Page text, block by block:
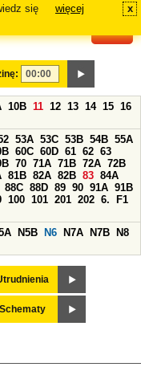
się
więcej x
10B 11 12 13 14 15 16
53A 53C 53B 54B 55A
60C 60D 61 62 63
70 71A 71B 72A 72B
81B 82A 82B 83 84A
88C 88D 89 90 91A 91B
100 101 201 202 6.
F1
N5B N6 N7A N7B
N8
Schematy